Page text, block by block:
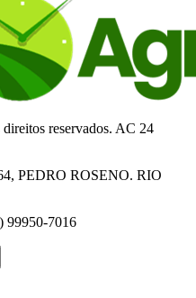
reservados. AC 24
PEDRO ROSENO. RIO
99950-7016